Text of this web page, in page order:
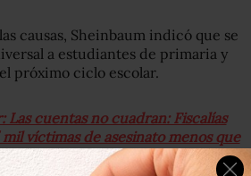
causas, Sheinbaum indicó que se
a estudiantes de primaria y
próximo ciclo escolar.
Las cuentas no cuadran: Fiscalías
víctimas de asesinato menos que
el Inegi